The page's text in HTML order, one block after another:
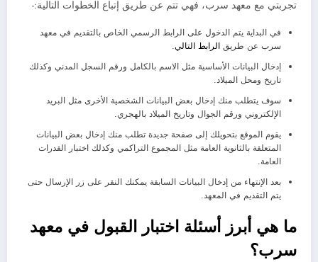
تجربتي مع معهد سرب، فهي تتم عن طريق إتباع الخطوات التالية:-
في البداية يتم الدخول على الرابط الرسمي الخاص بالتقديم في معهد
سرب عن طريق الرابط التالي.
إدخال البيانات الأساسية مثل الاسم بالكامل ورقم السجل المدني وكذلك
تاريخ ومحل الميلاد.
سوف يتطلب منك إدخال بعض البيانات الشخصية الأخرى مثل البريد
الإلكتروني ورقم الجوال وتاريخ الميلاد بالهجري.
يقوم الموقع بتحويلك إلى صفحة جديدة تطلب منك إدخال بعض البيانات
المتعلقة بالثانوية العامة مثل المجموع التراكمي وكذلك اختبار القدرات
العامة.
بعد الإنتهاء من إدخال البيانات السابقة يمكنك النقر على زر الإرسال حتى
يتم التقديم في المعهد.
ما هي أبرز أسئلة اختبار القبول في معهد
سرب؟